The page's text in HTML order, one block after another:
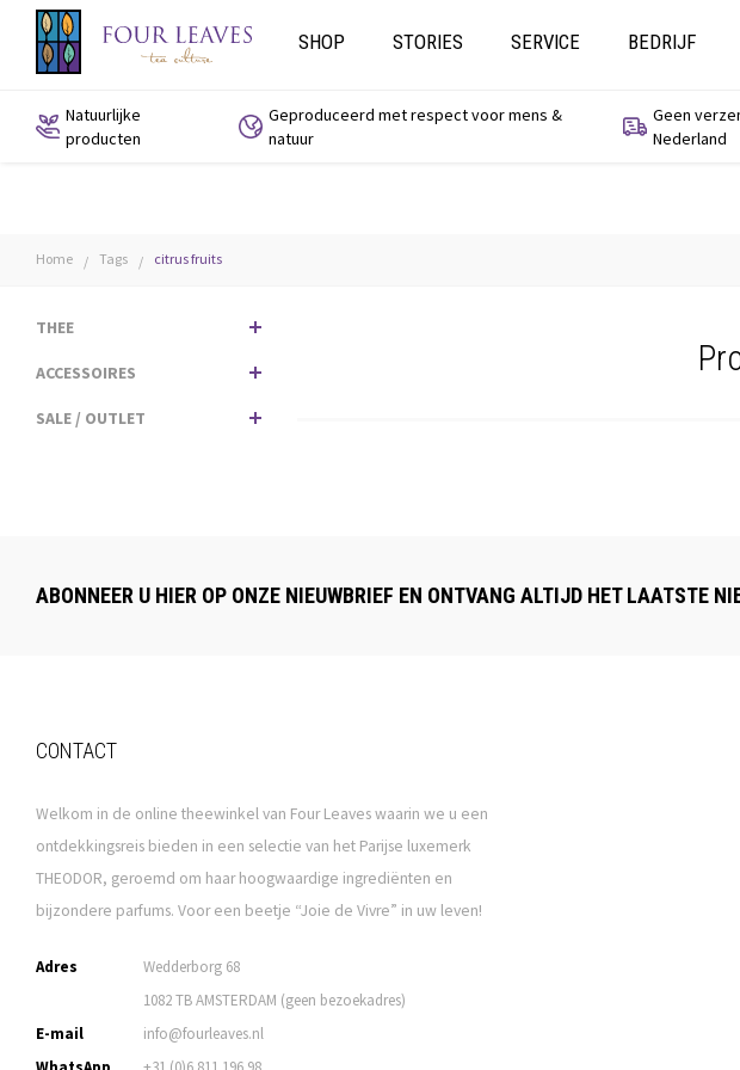
SHOP STORIES SERVICE BEDRIJF
Natuurlijke
producten
Geproduceerd met respect voor mens &
natuur
Geen
Nederland
Home / Tags / citrus fruits
THEE
ACCESSOIRES
SALE / OUTLET
ABONNEER U HIER OP ONZE NIEUWBRIEF EN ONTVANG ALTIJD HET LAATSTE
CONTACT
Welkom in de online theewinkel van Four Leaves waarin we u een
ontdekkingsreis bieden in een selectie van het Parijse luxemerk
THEODOR, geroemd om haar hoogwaardige ingrediënten en
bijzondere parfums. Voor een beetje “Joie de Vivre” in uw leven!
Adres
Wedderborg 68
1082 TB AMSTERDAM (geen bezoekadres)
E-mail
info@fourleaves.nl